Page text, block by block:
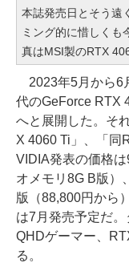
本誌発売日とそう遠
ミング的に惜しくも
真はMSI製のRTX
2023年5月から6
代のGeForce RTX
へと展開した。そ
X 4060 Ti」、「同
VIDIA発表の価格
オメモリ8G B版）
版（88,800円から
は7月発売予定だ
QHDゲーマー、
る。